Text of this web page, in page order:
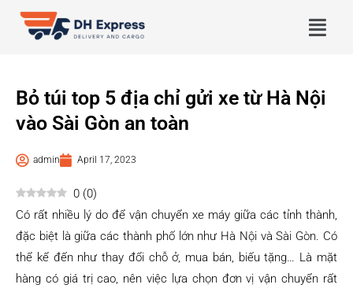
Bỏ túi top 5 địa chỉ gửi xe từ Hà Nội
vào Sài Gòn an toàn
admin April 17, 2023
0 (0)
Có rất nhiều lý do để vận chuyển xe máy giữa các tỉnh thành,
đặc biệt là giữa các thành phố lớn như Hà Nội và Sài Gòn. Có
thể kể đến như thay đổi chỗ ở, mua bán, biếu tặng… Là mặt
hàng có giá trị cao, nên việc lựa chọn đơn vị vận chuyển rất